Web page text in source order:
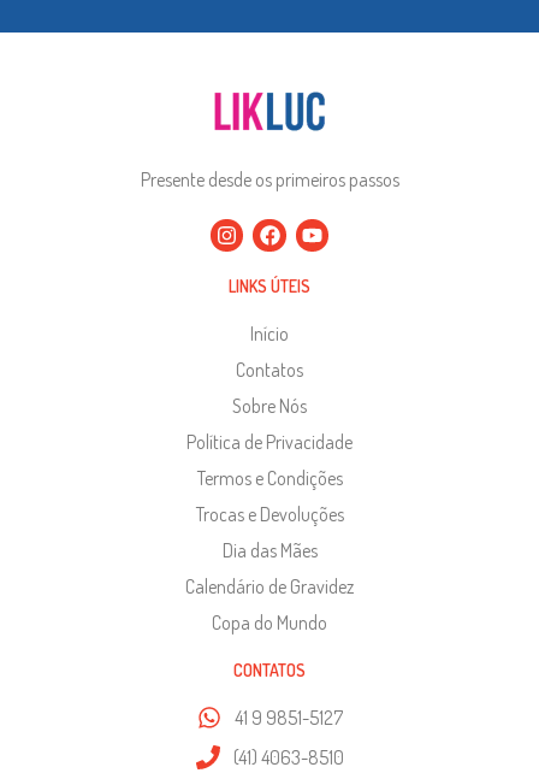
Presente desde os primeiros passos
LINKS ÚTEIS
Início
Contatos
Sobre Nós
Política de Privacidade
Termos e Condições
Trocas e Devoluções
Dia das Mães
Calendário de Gravidez
Copa do Mundo
CONTATOS
41 9 9851-5127
(41) 4063-8510